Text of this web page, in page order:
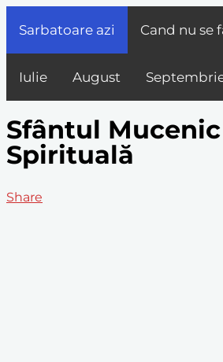
Sarbatoare azi Cand nu se
Iulie August
Sfântul
Spirituală
Share